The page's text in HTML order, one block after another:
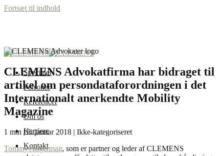
Fortsæt til indhold
Specialer
Personer
Referencer
Om os
Karriere
Kontakt
CLEMENS Advokatfirma har bidraget til
artikel om persondataforordningen i det
Internationalt anerkendte Mobility
Magazine
1 min | 8. januar 2018 | Ikke-kategoriseret
Tommy Angermair, som er partner og leder af CLEMENS